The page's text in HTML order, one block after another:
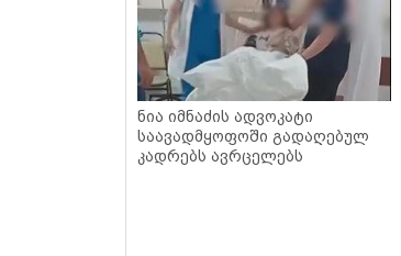
ნია იმნაძის ადვოკატი
საავადმყოფოში გადაღებულ
კადრებს ავრცელებს